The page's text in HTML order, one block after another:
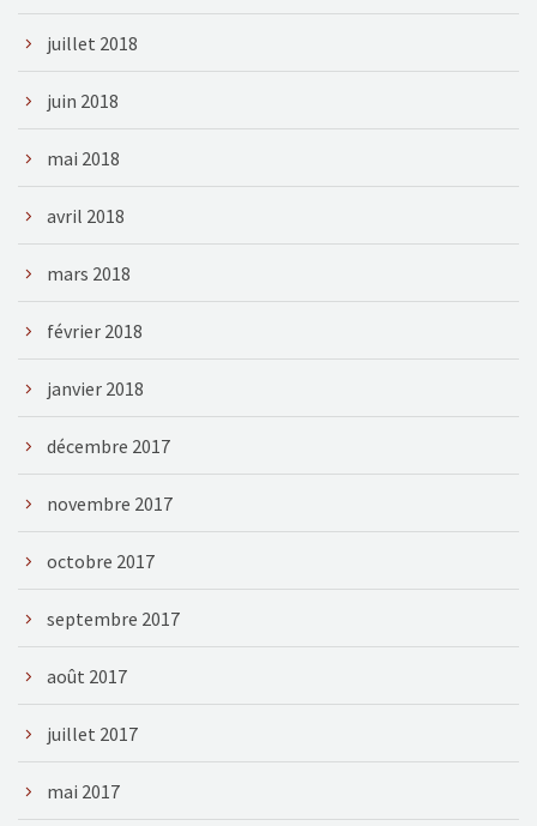
juillet 2018
juin 2018
mai 2018
avril 2018
mars 2018
février 2018
janvier 2018
décembre 2017
novembre 2017
octobre 2017
septembre 2017
août 2017
juillet 2017
mai 2017